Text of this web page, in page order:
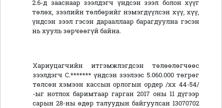
2.6-д зааснаар зээлдэгч үндсэн зээл болон хүүг
төлөх, зээлийн төлбөрийг нэмэгдүүлсэн хүү, хүү,
үндсэн зээл гэсэн дарааллаар барагдуулна гэсэн
нь хууль зөрчөөгүй байна.
Хариуцагчийн итгэмжлэгдсэн төлөөлөгчөөс
зээлдэгч С.******* үндсэн зээлээс 5.060.000 төгрөг
төлсөн хэмээн кассын орлогын ордер /хх 44-54/
-ыг нотлох баримтаар гарган 2017 оны 11 дүгээр
сарын 28-ны өдөр талуудын байгуулсан 13070702